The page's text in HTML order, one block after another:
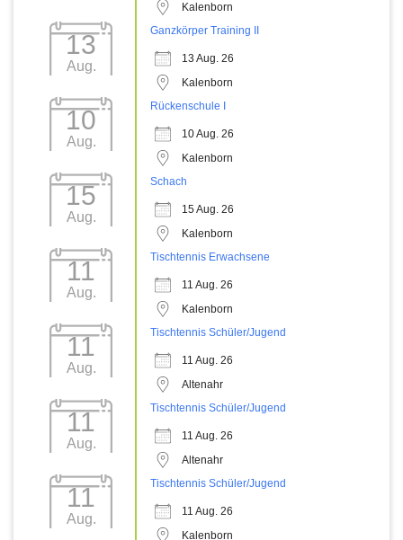
Kalenborn
13
Aug.
Ganzkörper Training II
13 Aug. 26
Kalenborn
10
Aug.
Rückenschule I
10 Aug. 26
Kalenborn
15
Aug.
Schach
15 Aug. 26
Kalenborn
11
Aug.
Tischtennis Erwachsene
11 Aug. 26
Kalenborn
11
Aug.
Tischtennis Schüler/Jugend
11 Aug. 26
Altenahr
11
Aug.
Tischtennis Schüler/Jugend
11 Aug. 26
Altenahr
11
Aug.
Tischtennis Schüler/Jugend
11 Aug. 26
Kalenborn